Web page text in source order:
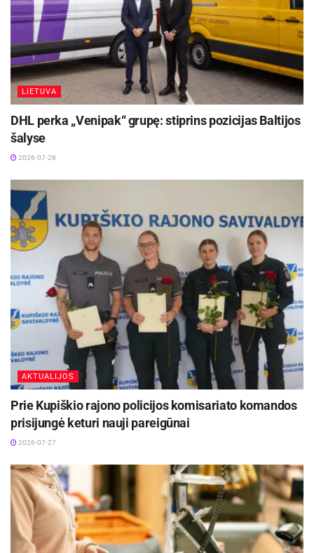
LIETUVA
DHL perka „Venipak“ grupę: stiprins pozicijas Baltijos
šalyse
2026-07-28
AKTUALIJOS
Prie Kupiškio rajono policijos komisariato komandos
prisijungė keturi nauji pareigūnai
2026-07-27